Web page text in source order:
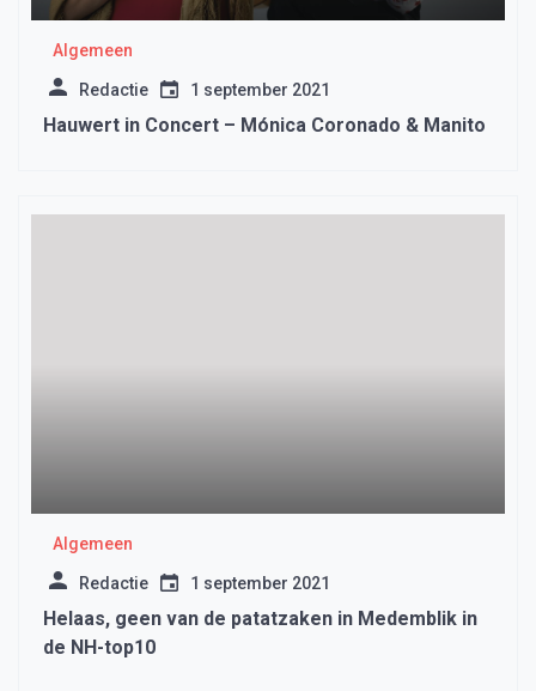
Algemeen
Redactie 1 september 2021
Hauwert in Concert – Mónica Coronado & Manito
Algemeen
Redactie 1 september 2021
Helaas, geen van de patatzaken in Medemblik in
de NH-top10